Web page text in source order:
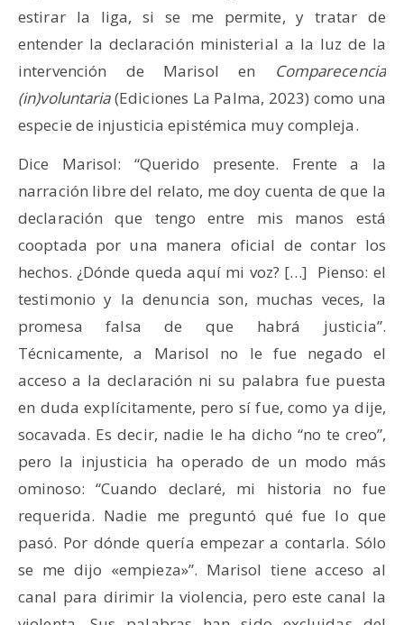
estirar la liga, si se me permite, y tratar de
entender la declaración ministerial a la luz de la
intervención de Marisol en
Comparecencia
(in)voluntaria(Ediciones La Palma, 2023) como una
especie de injusticia epistémica muy compleja.
Dice Marisol: “Querido presente. Frente a la
narración libre del relato, me doy cuenta de que la
declaración que tengo entre mis manos está
cooptada por una manera oficial de contar los
hechos. ¿Dónde queda aquí mi voz? […] Pienso: el
testimonio y la denuncia son, muchas veces, la
promesa falsa de que habrá justicia”.
Técnicamente, a Marisol no le fue negado el
acceso a la declaración ni su palabra fue puesta
en duda explícitamente, pero sí fue, como ya dije,
socavada. Es decir, nadie le ha dicho “no te creo”,
pero la injusticia ha operado de un modo más
ominoso: “Cuando declaré, mi historia no fue
requerida. Nadie me preguntó qué fue lo que
pasó. Por dónde quería empezar a contarla. Sólo
se me dijo «empieza»”. Marisol tiene acceso al
canal para dirimir la violencia, pero este canal la